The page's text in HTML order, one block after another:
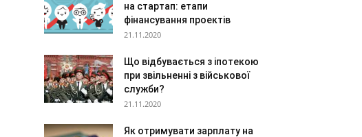
на стартап: етапи
фінансування проектів
21.11.2020
Що відбувається з іпотекою
при звільненні з військової
служби?
21.11.2020
Як отримувати зарплату на